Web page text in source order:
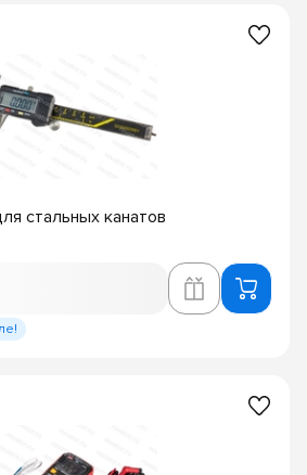
стальных канатов